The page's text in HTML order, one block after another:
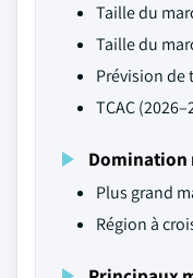
Taille du
Taille du
Prévision de
TCAC
Domination
Plus grand
Région à